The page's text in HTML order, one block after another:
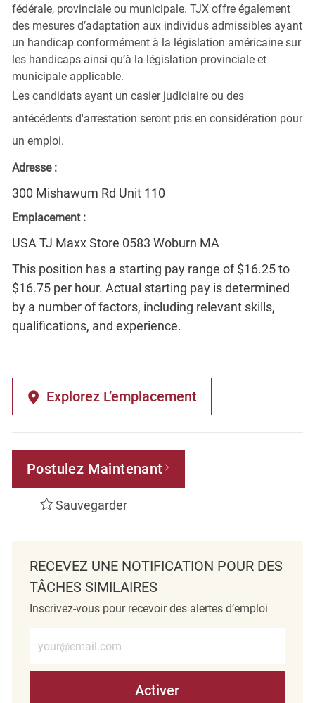
fédérale, provinciale ou municipale. TJX offre également
des mesures d’adaptation aux individus admissibles ayant
un handicap conformément à la législation américaine sur
les handicaps ainsi qu’à la législation provinciale et
municipale applicable.
Les candidats ayant un casier judiciaire ou des
antécédents d'arrestation seront pris en considération pour
un emploi.
Adresse :
300 Mishawum Rd Unit 110
Emplacement :
USA TJ Maxx Store 0583 Woburn MA
This position has a starting pay range of $16.25 to
$16.75 per hour. Actual starting pay is determined
by a number of factors, including relevant skills,
qualifications, and experience.
Explorez L’emplacement
Postulez Maintenant
Sauvegarder
RECEVEZ UNE NOTIFICATION POUR DES
TÂCHES SIMILAIRES
Inscrivez-vous pour recevoir des alertes d’emploi
Activer